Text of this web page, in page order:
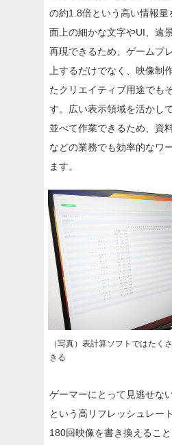
の約1.8倍という高い情報
面上の細かな文字やUI、遠
再現できるため、ゲームプ
上するだけでなく、映像制
たクリエイティブ用途でも
す。広い表示領域を活かし
並べて作業できるため、資
などの業務でも効率的なワ
ます。
（写真）表計算ソフトではたく
きる
ゲーマーにとって見逃せな
という高リフレッシュレー
180回映像を書き換えるこ